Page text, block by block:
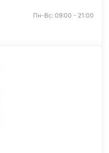
Пн-Вс: 09:00 - 21:00